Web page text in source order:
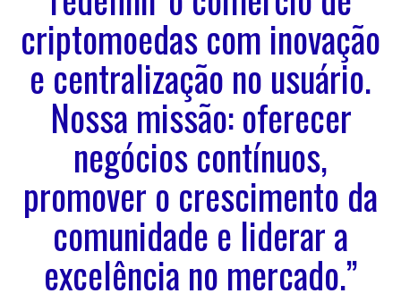
criptomoedas com inovação
e centralização no usuário.
Nossa missão: oferecer
negócios contínuos,
promover o crescimento da
comunidade e liderar a
excelência no mercado.”